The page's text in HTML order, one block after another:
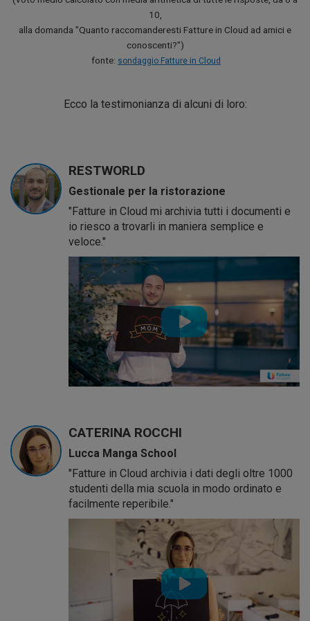
10,
alla domanda "Quanto raccomanderesti Fatture in Cloud ad amici e
conoscenti?")
fonte: sondaggio Fatture in Cloud
Ecco la testimonianza di alcuni di loro:
RESTWORLD
Gestionale per la ristorazione
"Fatture in Cloud mi archivia tutti i documenti e
io riesco a trovarli in maniera semplice e
veloce."
CATERINA ROCCHI
Lucca Manga School
"Fatture in Cloud archivia i dati degli oltre 1000
studenti della mia scuola in modo ordinato e
facilmente reperibile."